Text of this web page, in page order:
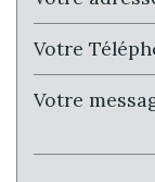
Mairie